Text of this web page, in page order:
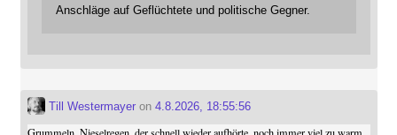
Anschläge auf Geflüchtete und politische Gegner.
Till Westermayeron 4.8.2026, 18:55:56